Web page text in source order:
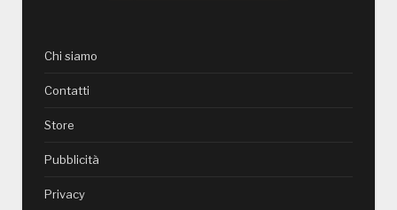
Chi siamo
Contatti
Store
Pubblicità
Privacy